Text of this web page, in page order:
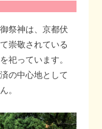
祭神は、京都伏
崇敬されている
祀っています。
の中心地として
。